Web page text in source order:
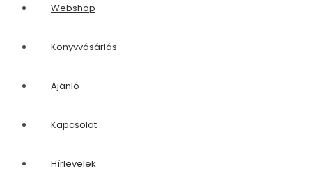
Webshop
Könyvvásárlás
Ajánló
Kapcsolat
Hírlevelek